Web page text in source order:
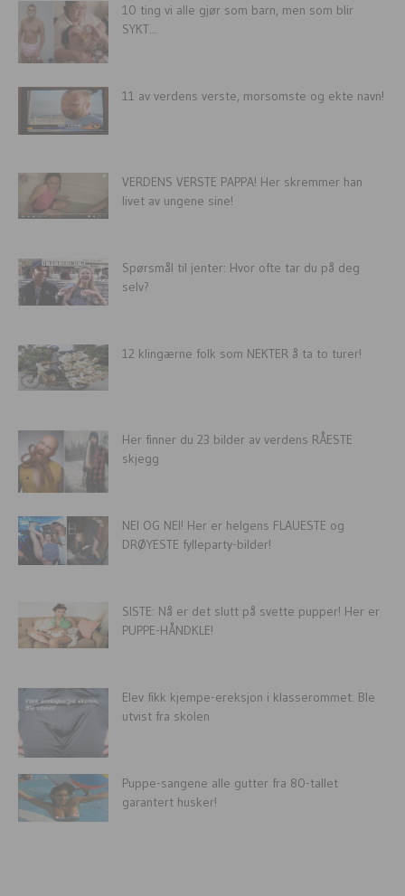
10 ting vi alle gjør som barn, men som blir
SYKT...
11 av verdens verste, morsomste og ekte navn!
VERDENS VERSTE PAPPA! Her skremmer han
livet av ungene sine!
Spørsmål til jenter: Hvor ofte tar du på deg
selv?
12 klingærne folk som NEKTER å ta to turer!
Her finner du 23 bilder av verdens RÅESTE
skjegg
NEI OG NEI! Her er helgens FLAUESTE og
DRØYESTE fylleparty-bilder!
SISTE: Nå er det slutt på svette pupper! Her er
PUPPE-HÅNDKLE!
Elev fikk kjempe-ereksjon i klasserommet. Ble
utvist fra skolen
Puppe-sangene alle gutter fra 80-tallet
garantert husker!